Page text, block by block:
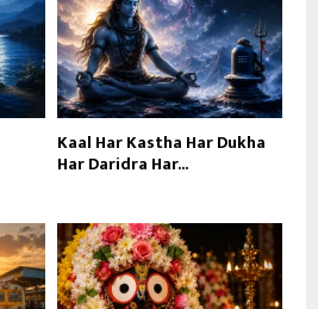
Kaal Har Kastha Har Dukha
Har Daridra Har...